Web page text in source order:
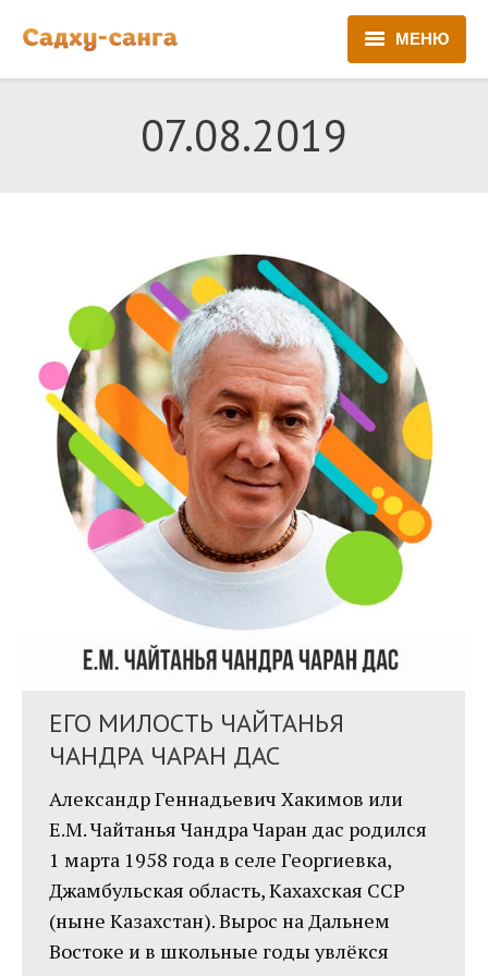
МЕНЮ
Регистрация
Гуру-сева
Маркет
Архив
Контакты
07.08.2019
ЕГО МИЛОСТЬ ЧАЙТАНЬЯ
ЧАНДРА ЧАРАН ДАС
Александр Геннадьевич Хакимов или
Е.М. Чайтанья Чандра Чаран дас родился
1 марта 1958 года в селе Георгиевка,
Джамбульская область, Кахахская ССР
(ныне Казахстан). Вырос на Дальнем
Востоке и в школьные годы увлёкся